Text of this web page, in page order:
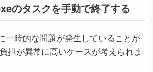
のタスクを手動で終了する
一時的な問題が発生していることが
担が異常に高いケースが考えられま